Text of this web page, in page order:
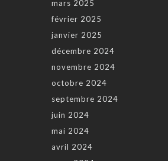
mars 2025
février 2025
janvier 2025
décembre 2024
novembre 2024
octobre 2024
septembre 2024
juin 2024
mai 2024
avril 2024